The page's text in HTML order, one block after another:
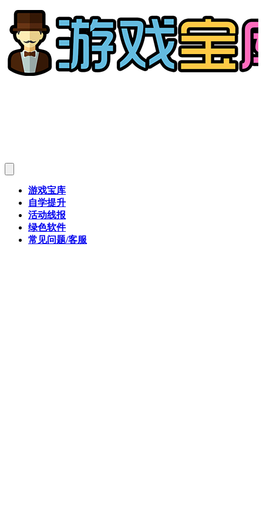
游戏宝库
自学提升
活动线报
绿色软件
常见问题/客服